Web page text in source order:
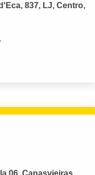
837, LJ, Centro,
06, Canasvieiras,